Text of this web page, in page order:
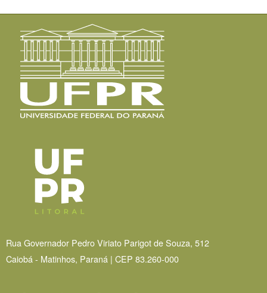
Rua Governador Pedro Viriato Parigot de Souza, 512
Caiobá - Matinhos, Paraná | CEP 83.260-000